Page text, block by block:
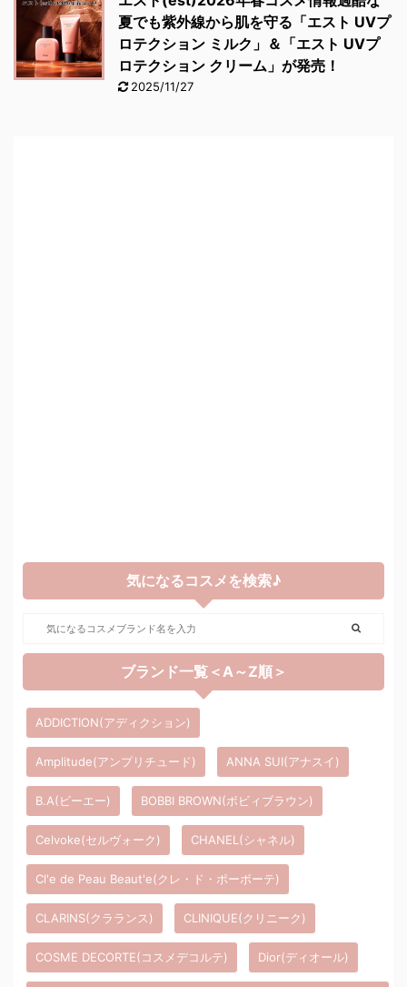
夏でも紫外線から肌を守る「エスト UVプ
ロテクション ミルク」＆「エスト UVプ
ロテクション クリーム」が発売！
2025/11/27
気になるコスメを検索♪
ブランド一覧＜A～Z順＞
ADDICTION(アディクション)
Amplitude(アンプリチュード) ANNA SUI(アナスイ)
B.A(ビーエー) BOBBI BROWN(ボビィブラウン)
Celvoke(セルヴォーク) CHANEL(シャネル)
Cl'e de Peau Beaut'e(クレ・ド・ポーボーテ)
CLARINS(クラランス) CLINIQUE(クリニーク)
COSME DECORTE(コスメデコルテ) Dior(ディオール)